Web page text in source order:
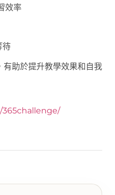
效率
待
助於提升教學效果和自我